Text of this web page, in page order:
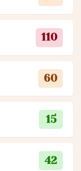
110
60
15
42